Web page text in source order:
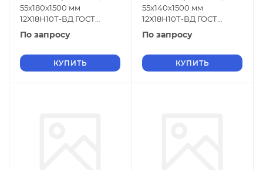
55х180х1500 мм
12Х18Н10Т-ВД ГОСТ
18968-73
По запросу
КУПИТЬ
55х140х1500 мм
12Х18Н10Т-ВД ГОСТ
18968-73
По запросу
КУПИТЬ